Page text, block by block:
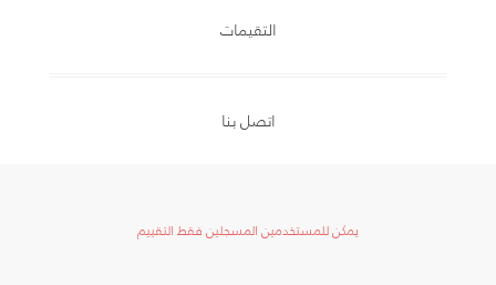
التقيمات
اتصل بنا
يمكن للمستخدمين المسجلين فقط التقييم